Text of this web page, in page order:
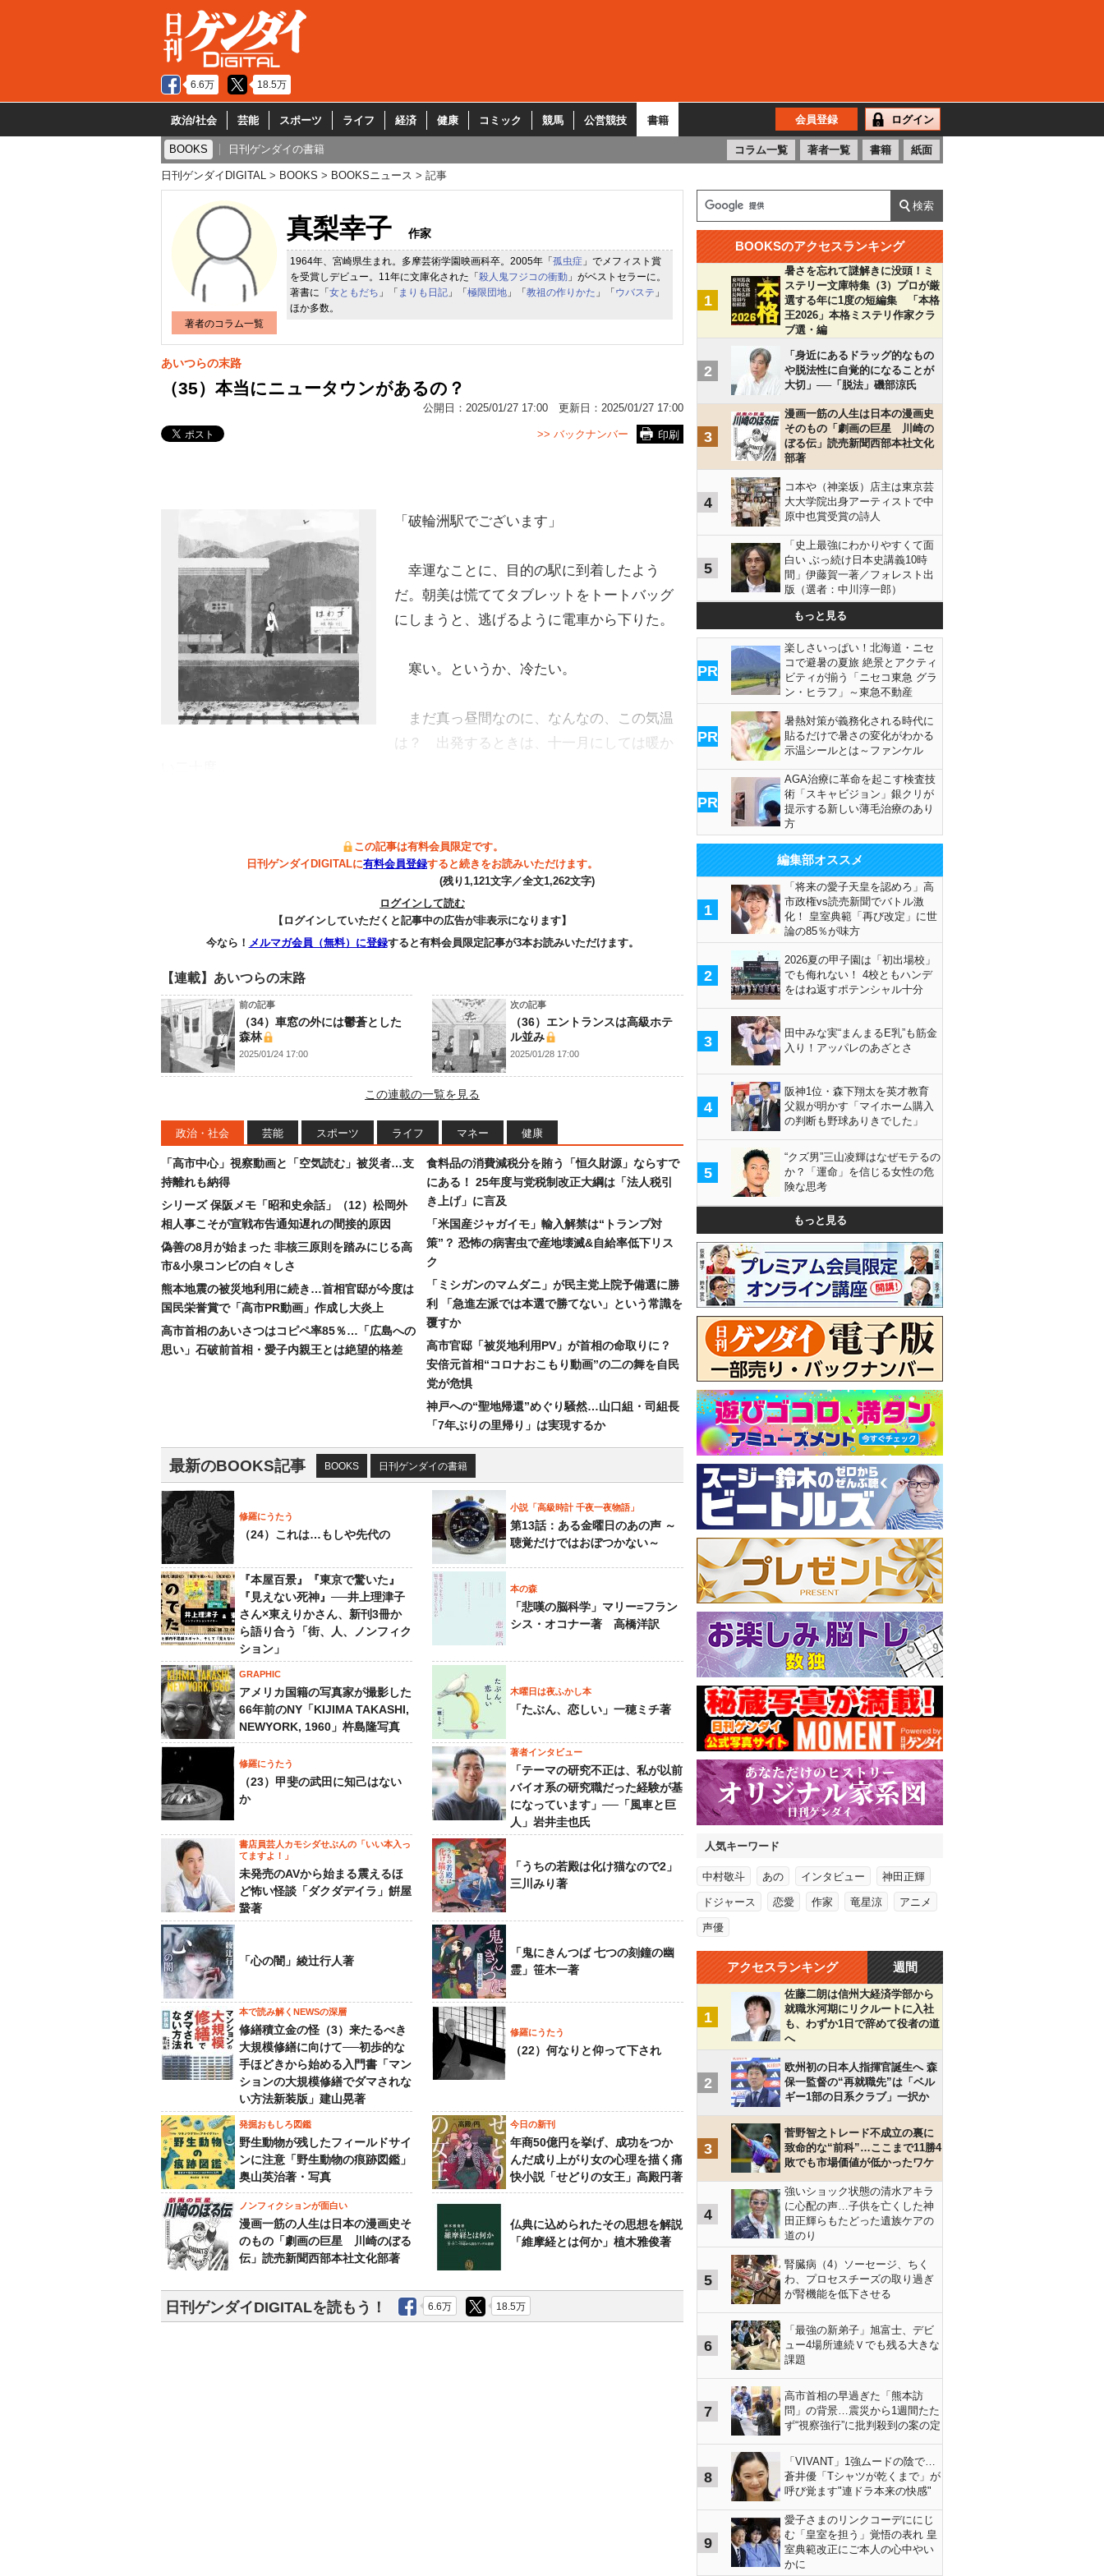
6.6万 18.5万
政治/社会 芸能 スポーツ ライフ 経済 健康 コミック 競馬 公営競技 書籍 会員登録 ログイン
BOOKS 日刊ゲンダイの書籍 コラム一覧 著者一覧 書籍 紙面
日刊ゲンダイDIGITAL BOOKS BOOKSニュース 記事
著者のコラム一覧
真梨幸子 作家
1964年、宮崎県生まれ。多摩芸術学園映画科卒。2005年「 孤虫症 」でメフィスト賞
を受賞しデビュー。11年に文庫化された「 殺人鬼フジコの衝動 」がベストセラーに。
著書に「 女ともだち 」「 まりも日記 」「 極限団地 」「 教祖の作りかた 」「 ウバステ 」
ほか多数。
あいつらの末路
（35）本当にニュータウンがあるの？
公開日： 2025/01/27 17:00 更新日： 2025/01/27 17:00
印刷
>> バックナンバー
「破輪洲駅でございます」
幸運なことに、目的の駅に到着したよう
だ。朝美は慌ててタブレットをトートバッグ
にしまうと、逃げるように電車から下りた。
寒い。というか、冷たい。
まだ真っ昼間なのに、なんなの、この気温
は？ 出発するときは、十一月にしては暖か
この記事は有料会員限定です。
日刊ゲンダイDIGITALに有料会員登録すると続きをお読みいただけます。
(残り1,121文字／全文1,262文字)
ログインして読む
【ログインしていただくと記事中の広告が非表示になります】
今なら！ メルマガ会員（無料）に登録すると有料会員限定記事が3本お読みいただけます。
【連載】あいつらの末路
前の記事
（34）車窓の外には鬱蒼とした
森林
2025/01/24 17:00
次の記事
（36）エントランスは高級ホテ
ル並み
2025/01/28 17:00
この連載の一覧を見る
政治・社会 芸能 スポーツ ライフ マネー 健康
「高市中心」視察動画と「空気読む」被災者…支
持離れも納得
シリーズ 保阪メモ「昭和史余話」（12）松岡外
相人事こそが宣戦布告通知遅れの間接的原因
偽善の8月が始まった 非核三原則を踏みにじる高
市&小泉コンビの白々しさ
熊本地震の被災地利用に続き…首相官邸が今度は
国民栄誉賞で「高市PR動画」作成し大炎上
高市首相のあいさつはコピペ率85％…「広島への
思い」石破前首相・愛子内親王とは絶望的格差
食料品の消費減税分を賄う「恒久財源」ならすで
にある！ 25年度与党税制改正大綱は「法人税引
き上げ」に言及
「米国産ジャガイモ」輸入解禁は“トランプ対
策”？ 恐怖の病害虫で産地壊滅&自給率低下リス
ク
「ミシガンのマムダニ」が民主党上院予備選に勝
利 「急進左派では本選で勝てない」という常識を
覆すか
高市官邸「被災地利用PV」が首相の命取りに？
安倍元首相“コロナおこもり動画”の二の舞を自民
党が危惧
神戸への“聖地帰還”めぐり騒然…山口組・司組長
「7年ぶりの里帰り」は実現するか
最新のBOOKS記事 BOOKS 日刊ゲンダイの書籍
修羅にうたう
（24）これは…もしや先代の
小説「高級時計 千夜一夜物語」
第13話：ある金曜日のあの声 ～
聴覚だけではおぼつかない～
『本屋百景』『東京で驚いた』
『見えない死神』──井上理津子
さん×東えりかさん、新刊3冊か
ら語り合う「街、人、ノンフィク
ション」
本の森
「悲嘆の脳科学」マリー=フラン
シス・オコナー著 高橋洋訳
GRAPHIC
アメリカ国籍の写真家が撮影した
66年前のNY「KIJIMA TAKASHI,
NEWYORK, 1960」杵島隆写真
木曜日は夜ふかし本
「たぶん、恋しい」一穂ミチ著
修羅にうたう
（23）甲斐の武田に知己はない
か
著者インタビュー
「テーマの研究不正は、私が以前
バイオ系の研究職だった経験が基
になっています」──「風車と巨
人」岩井圭也氏
書店員芸人カモシダせぶんの「いい本入っ
てますよ！」
未発売のAVから始まる震えるほ
ど怖い怪談「ダクダデイラ」餠屋
䖸著
「うちの若殿は化け猫なので2」
三川みり著
「心の闇」綾辻行人著
「鬼にきんつば 七つの刻鐘の幽
霊」笹木一著
本で読み解くNEWSの深層
修繕積立金の怪（3）来たるべき
大規模修繕に向けて──初歩的な
手ほどきから始める入門書「マン
ションの大規模修繕でダマされな
い方法新装版」建山晃著
修羅にうたう
（22）何なりと仰って下され
発掘おもしろ図鑑
野生動物が残したフィールドサイ
ンに注意「野生動物の痕跡図鑑」
奥山英治著・写真
今日の新刊
年商50億円を挙げ、成功をつか
んだ成り上がり女の心理を描く痛
快小説「せどりの女王」高殿円著
ノンフィクションが面白い
漫画一筋の人生は日本の漫画史そ
のもの「劇画の巨星 川崎のぼる
伝」読売新聞西部本社文化部著
仏典に込められたその思想を解説
「維摩経とは何か」植木雅俊著
日刊ゲンダイDIGITALを読もう！ 6.6万 18.5万
BOOKSのアクセスランキング
1
暑さを忘れて謎解きに没頭！ミ
ステリー文庫特集（3）プロが厳
選する年に1度の短編集 「本格
王2026」本格ミステリ作家クラ
ブ選・編
2
「身近にあるドラッグ的なもの
や脱法性に自覚的になることが
大切」──「脱法」磯部涼氏
3
漫画一筋の人生は日本の漫画史
そのもの「劇画の巨星 川崎の
ぼる伝」読売新聞西部本社文化
部著
4
コ本や（神楽坂）店主は東京芸
大大学院出身アーティストで中
原中也賞受賞の詩人
5
「史上最強にわかりやすくて面
白い ぶっ続け日本史講義10時
間」伊藤賀一著／フォレスト出
版（選者：中川淳一郎）
もっと見る
PR
楽しさいっぱい！北海道・ニセ
コで避暑の夏旅 絶景とアクティ
ビティが揃う「ニセコ東急 グラ
ン・ヒラフ」～東急不動産
PR
暑熱対策が義務化される時代に
貼るだけで暑さの変化がわかる
示温シールとは～ファンケル
PR
AGA治療に革命を起こす検査技
術「スキャビジョン」銀クリが
提示する新しい薄毛治療のあり
方
編集部オススメ
1
「将来の愛子天皇を認めろ」高
市政権vs読売新聞でバトル激
化！ 皇室典範「再び改定」に世
論の85％が味方
2
2026夏の甲子園は「初出場校」
でも侮れない！ 4校ともハンデ
をはね返すポテンシャル十分
3
田中みな実“まんまるE乳”も筋金
入り！アッパレのあざとさ
4
阪神1位・森下翔太を英才教育
父親が明かす「マイホーム購入
の判断も野球ありきでした」
5
“クズ男”三山凌輝はなぜモテるの
か？「運命」を信じる女性の危
険な思考
もっと見る
人気キーワード
中村敬斗 あの インタビュー 神田正輝
ドジャース 恋愛 作家 竜星涼 アニメ
声優
アクセスランキング 週間
1
佐藤二朗は信州大経済学部から
就職氷河期にリクルートに入社
も、わずか1日で辞めて役者の道
へ
2
欧州初の日本人指揮官誕生へ 森
保一監督の“再就職先”は「ベル
ギー1部の日系クラブ」一択か
3
菅野智之トレード不成立の裏に
致命的な“前科”…ここまで11勝4
敗でも市場価値が低かったワケ
4
強いショック状態の清水アキラ
に心配の声…子供を亡くした神
田正輝らもたどった遺族ケアの
道のり
5
腎臓病（4）ソーセージ、ちく
わ、プロセスチーズの取り過ぎ
が腎機能を低下させる
6
「最強の新弟子」旭富士、デビ
ュー4場所連続Ｖでも残る大きな
課題
7
高市首相の早過ぎた「熊本訪
問」の背景…震災から1週間たた
ず“視察強行”に批判殺到の案の定
8
「VIVANT」1強ムードの陰で…
蒼井優「Tシャツが乾くまで」が
呼び覚ます"連ドラ本来の快感"
9
愛子さまのリンクコーデににじ
む「皇室を担う」覚悟の表れ 皇
室典範改正にご本人の心中やい
かに